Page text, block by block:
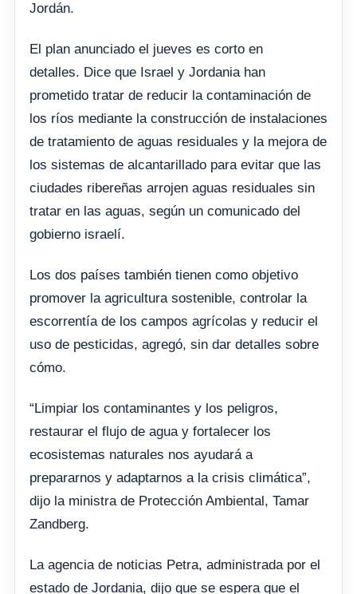
Jordán.
El plan anunciado el jueves es corto en
detalles. Dice que Israel y Jordania han
prometido tratar de reducir la contaminación de
los ríos mediante la construcción de instalaciones
de tratamiento de aguas residuales y la mejora de
los sistemas de alcantarillado para evitar que las
ciudades ribereñas arrojen aguas residuales sin
tratar en las aguas, según un comunicado del
gobierno israelí.
Los dos países también tienen como objetivo
promover la agricultura sostenible, controlar la
escorrentía de los campos agrícolas y reducir el
uso de pesticidas, agregó, sin dar detalles sobre
cómo.
“Limpiar los contaminantes y los peligros,
restaurar el flujo de agua y fortalecer los
ecosistemas naturales nos ayudará a
prepararnos y adaptarnos a la crisis climática”,
dijo la ministra de Protección Ambiental, Tamar
Zandberg.
La agencia de noticias Petra, administrada por el
estado de Jordania, dijo que se espera que el